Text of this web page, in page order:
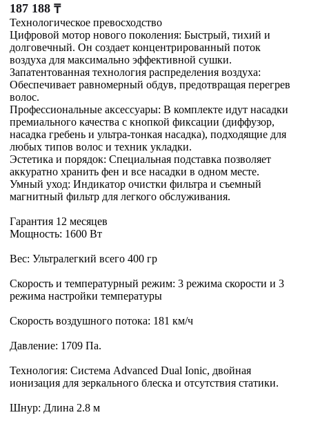
187 188 ₸
Технологическое превосходство
Цифровой мотор нового поколения: Быстрый, тихий и
долговечный. Он создает концентрированный поток
воздуха для максимально эффективной сушки.
Запатентованная технология распределения воздуха:
Обеспечивает равномерный обдув, предотвращая перегрев
волос.
Профессиональные аксессуары: В комплекте идут насадки
премиального качества с кнопкой фиксации (диффузор,
насадка гребень и ультра-тонкая насадка), подходящие для
любых типов волос и техник укладки.
Эстетика и порядок: Специальная подставка позволяет
аккуратно хранить фен и все насадки в одном месте.
Умный уход: Индикатор очистки фильтра и съемный
магнитный фильтр для легкого обслуживания.
Гарантия 12 месяцев
Мощность: 1600 Вт
Вес: Ультралегкий всего 400 гр
Скорость и температурный режим: 3 режима скорости и 3
режима настройки температуры
Скорость воздушного потока: 181 км/ч
Давление: 1709 Па.
Технология: Система Advanced Dual Ionic, двойная
ионизация для зеркального блеска и отсутствия статики.
Шнур: Длина 2.8 м